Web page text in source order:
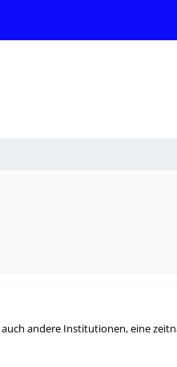
andere Institutionen, eine